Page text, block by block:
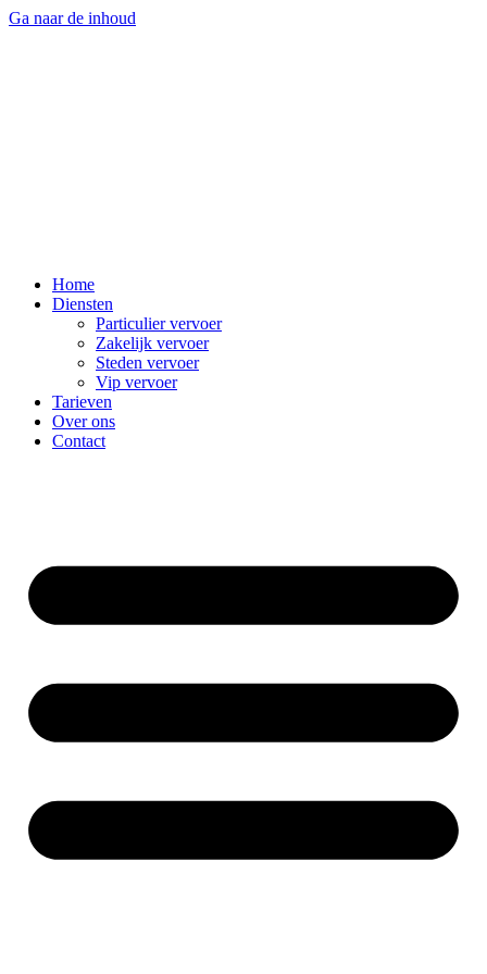
Ga naar de inhoud
Home
Diensten
Particulier vervoer
Zakelijk vervoer
Steden vervoer
Vip vervoer
Tarieven
Over ons
Contact